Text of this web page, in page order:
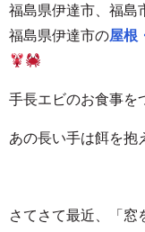
福島県伊達市、福島
福島県伊達市の屋根
手長エビのお食事を
あの長い手は餌を抱
さてさて最近、「窓